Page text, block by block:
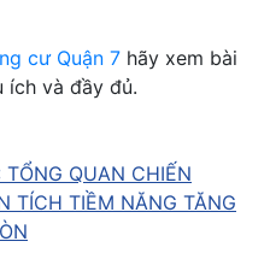
cư Quận 7 hãy xem bài
ích và đầy đủ.
QUAN CHIẾN
TÍCH TIỀM NĂNG TĂNG